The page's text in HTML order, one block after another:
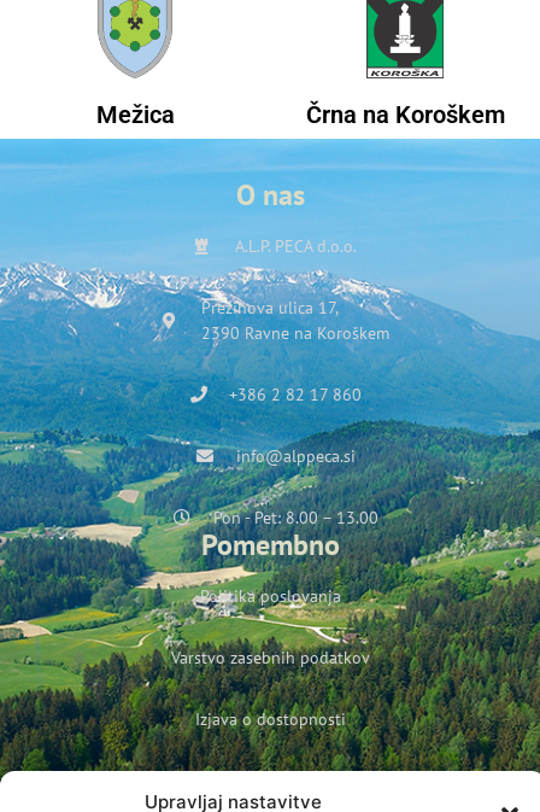
Upravljaj nastavitve
Mežica Črna na Koroškem
O nas
A.L.P. PECA d.o.o.
Prežihova ulica 17,
2390 Ravne na Koroškem
+386 2 82 17 860
info@alppeca.si
Pon - Pet: 8.00 – 13.00
Pomembno
Politika poslovanja
Varstvo zasebnih podatkov
Izjava o dostopnosti